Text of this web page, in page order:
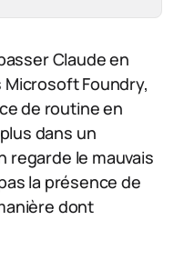
Claude en
Foundry,
de routine en
dans un
regarde le mauvais
la présence de
dont